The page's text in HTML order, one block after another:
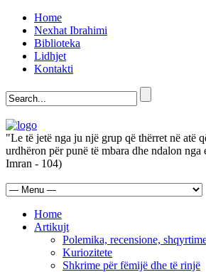
Home
Nexhat Ibrahimi
Biblioteka
Lidhjet
Kontakti
"Le të jetë nga ju një grup që thërret në atë
urdhëron për punë të mbara dhe ndalon
Imran - 104)
Home
Artikujt
Polemika, recensione,
Kuriozitete
Shkrime për fëmijë dhe të rinjë